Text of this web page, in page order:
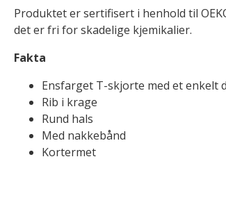
Produktet er sertifisert i henhold til
det er fri for skadelige kjemikalier.
Fakta
Ensfarget T-skjorte med et enkelt
Rib i krage
Rund hals
Med nakkebånd
Kortermet